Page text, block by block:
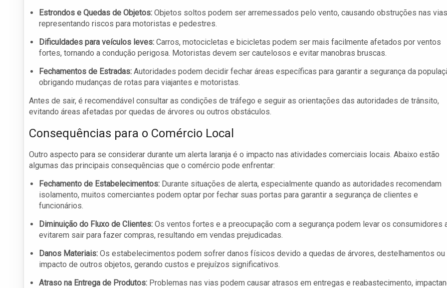
Estrondos e Quedas de Objetos: Objetos soltos podem ser arremessados pelo vento, causando obstruções nas
representando riscos para motoristas e pedestres.
Dificuldades para veículos leves: Carros, motocicletas e bicicletas podem ser mais facilmente afetados por ventos
fortes, tornando a condução perigosa. Motoristas devem ser cautelosos e evitar manobras bruscas.
Fechamentos de Estradas: Autoridades podem decidir fechar áreas específicas para garantir a segurança da
obrigando mudanças de rotas para viajantes e motoristas.
Antes de sair, é recomendável consultar as condições de tráfego e seguir as orientações das autoridades de trânsito,
evitando áreas afetadas por quedas de árvores ou outros obstáculos.
Consequências para o Comércio Local
Outro aspecto para se considerar durante um alerta laranja é o impacto nas atividades comerciais locais. Abaixo estão
algumas das principais consequências que o comércio pode enfrentar:
Fechamento de Estabelecimentos: Durante situações de alerta, especialmente quando as autoridades recomendam
isolamento, muitos comerciantes podem optar por fechar suas portas para garantir a segurança de clientes e
funcionários.
Diminuição do Fluxo de Clientes: Os ventos fortes e a preocupação com a segurança podem levar os consumidores
evitarem sair para fazer compras, resultando em vendas prejudicadas.
Danos Materiais: Os estabelecimentos podem sofrer danos físicos devido a quedas de árvores, destelhamentos ou
impacto de outros objetos, gerando custos e prejuízos significativos.
Atraso na Entrega de Produtos: Problemas nas vias podem causar atrasos em entregas e reabastecimento,